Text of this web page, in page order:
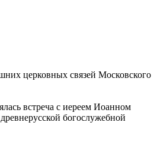
церковных связей Московского
встреча с иереем Иоанном
богослужебной